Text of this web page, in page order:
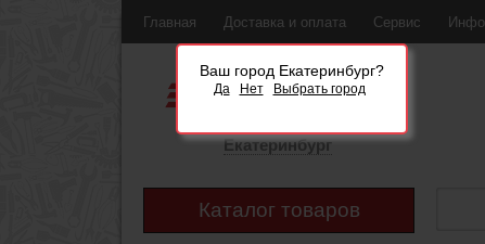
Главная Доставка и оплата Сервис
Ваш город Екатеринбург?
Да Нет Выбрать город
Екатеринбург
Каталог товаров